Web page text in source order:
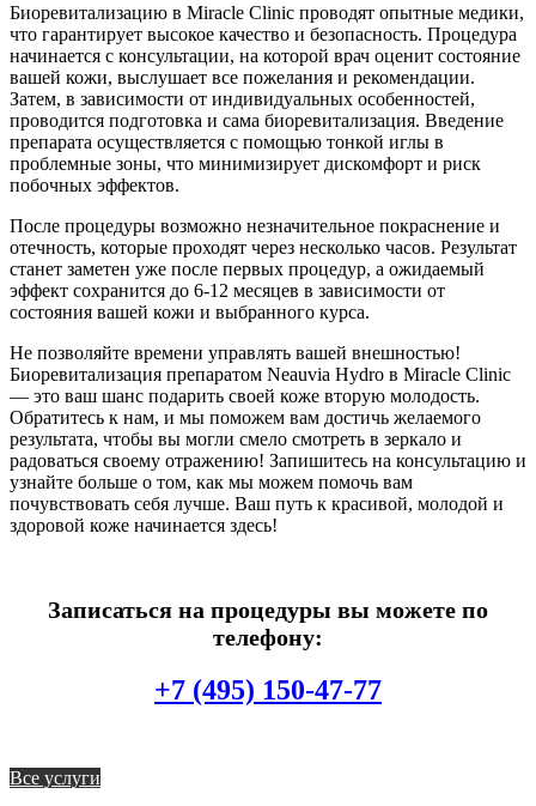
Биоревитализацию в Miracle Clinic проводят опытные медики,
что гарантирует высокое качество и безопасность. Процедура
начинается с консультации, на которой врач оценит состояние
вашей кожи, выслушает все пожелания и рекомендации.
Затем, в зависимости от индивидуальных особенностей,
проводится подготовка и сама биоревитализация. Введение
препарата осуществляется с помощью тонкой иглы в
проблемные зоны, что минимизирует дискомфорт и риск
побочных эффектов.
После процедуры возможно незначительное покраснение и
отечность, которые проходят через несколько часов. Результат
станет заметен уже после первых процедур, а ожидаемый
эффект сохранится до 6-12 месяцев в зависимости от
состояния вашей кожи и выбранного курса.
Не позволяйте времени управлять вашей внешностью!
Биоревитализация препаратом Neauvia Hydro в Miracle Clinic
— это ваш шанс подарить своей коже вторую молодость.
Обратитесь к нам, и мы поможем вам достичь желаемого
результата, чтобы вы могли смело смотреть в зеркало и
радоваться своему отражению! Запишитесь на консультацию и
узнайте больше о том, как мы можем помочь вам
почувствовать себя лучше. Ваш путь к красивой, молодой и
здоровой коже начинается здесь!
Записаться на процедуры вы можете по
телефону:
+7 (495) 150-47-77
Все услуги